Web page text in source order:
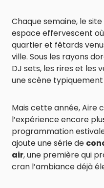
Chaque semaine, le
espace effervescent
quartier et fêtards
ville. Sous les rayons
DJ sets, les rires et les
une scène
Mais cette année, Aire
l’expérience encore
programmation
ajoute une série de
air, une première qui
cran l’ambiance déjà